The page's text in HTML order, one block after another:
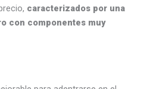
caracterizados por una
con componentes muy